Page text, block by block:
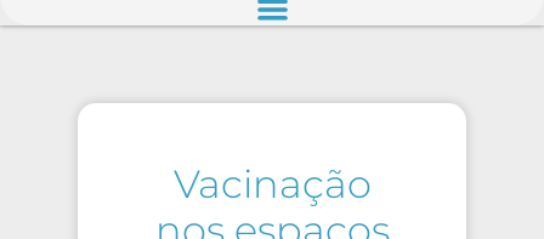
Vacinação